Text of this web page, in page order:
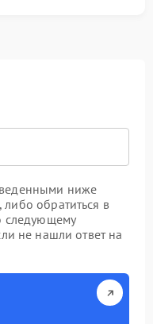
ниже
обратиться в
следующему
не нашли ответ на